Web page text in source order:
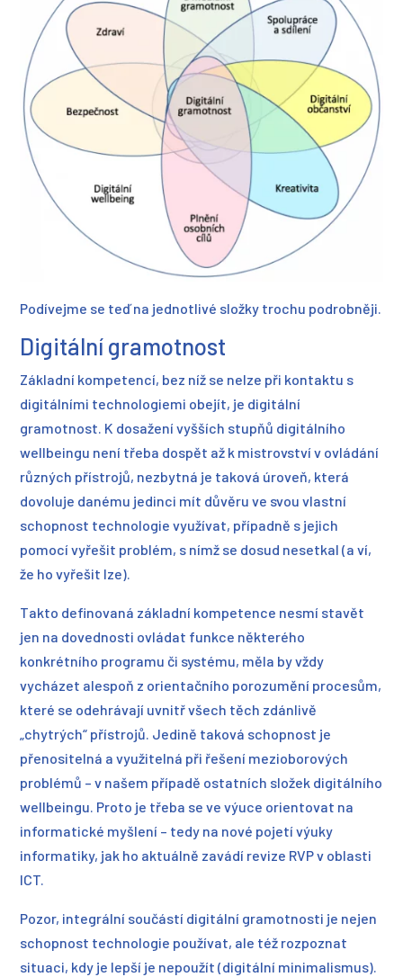
Podívejme se teď na jednotlivé složky trochu podrobněji.
Digitální gramotnost
Základní kompetencí, bez níž se nelze při kontaktu s
digitálními technologiemi obejít, je digitální
gramotnost. K dosažení vyšších stupňů digitálního
wellbeingu není třeba dospět až k mistrovství v ovládání
různých přístrojů, nezbytná je taková úroveň, která
dovoluje danému jedinci mít důvěru ve svou vlastní
schopnost technologie využívat, případně s jejich
pomocí vyřešit problém, s nímž se dosud nesetkal (a ví,
že ho vyřešit lze).
Takto definovaná základní kompetence nesmí stavět
jen na dovednosti ovládat funkce některého
konkrétního programu či systému, měla by vždy
vycházet alespoň z orientačního porozumění procesům,
které se odehrávají uvnitř všech těch zdánlivě
„chytrých“ přístrojů. Jedině taková schopnost je
přenositelná a využitelná při řešení mezioborových
problémů – v našem případě ostatních složek digitálního
wellbeingu. Proto je třeba se ve výuce orientovat na
informatické myšlení – tedy na nové pojetí výuky
informatiky, jak ho aktuálně zavádí revize RVP v oblasti
ICT.
Pozor, integrální součástí digitální gramotnosti je nejen
schopnost technologie používat, ale též rozpoznat
situaci, kdy je lepší je nepoužít (digitální minimalismus).